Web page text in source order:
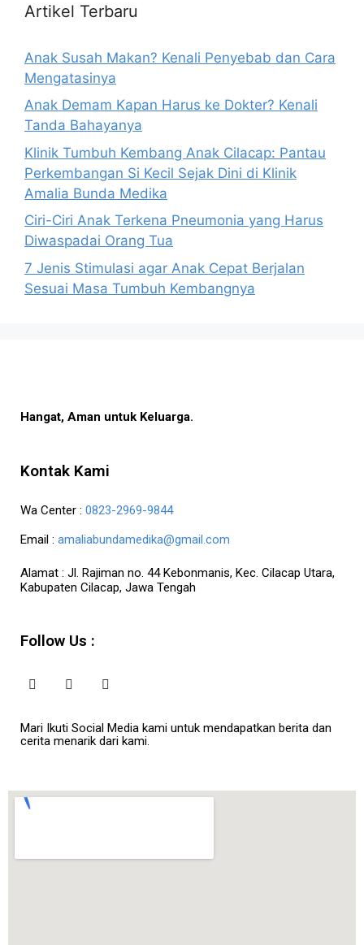
Artikel Terbaru
Anak Susah Makan? Kenali Penyebab dan Cara
Mengatasinya
Anak Demam Kapan Harus ke Dokter? Kenali
Tanda Bahayanya
Klinik Tumbuh Kembang Anak Cilacap: Pantau
Perkembangan Si Kecil Sejak Dini di Klinik
Amalia Bunda Medika
Ciri-Ciri Anak Terkena Pneumonia yang Harus
Diwaspadai Orang Tua
7 Jenis Stimulasi agar Anak Cepat Berjalan
Sesuai Masa Tumbuh Kembangnya
Hangat, Aman untuk Keluarga.
Kontak Kami
Wa Center : 0823-2969-9844
Email : amaliabundamedika@gmail.com
Alamat : Jl. Rajiman no. 44 Kebonmanis, Kec. Cilacap Utara,
Kabupaten Cilacap, Jawa Tengah
Follow Us :
Mari Ikuti Social Media kami untuk mendapatkan berita dan
cerita menarik dari kami.